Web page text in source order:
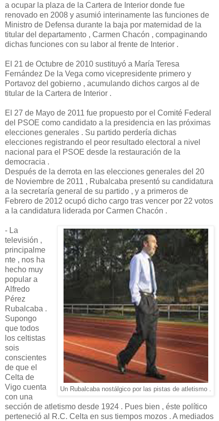
a ocupar la plaza de la Cartera de Interior donde fue
renovado en 2008 y asumió interinamente las funciones de
Ministro de Defensa durante la baja por maternidad de la
titular del departamento , Carmen Chacón , compaginando
dichas funciones con su labor al frente de Interior .
El 21 de Octubre de 2010 sustituyó a María Teresa
Fernández De la Vega como vicepresidente primero y
Portavoz del gobierno , acumulando dichos cargos al de
titular de la Cartera de Interior .
El 27 de Mayo de 2011 fue propuesto por el Comité Federal
del PSOE como candidato a la presidencia en las próximas
elecciones generales . Su partido perdería dichas
elecciones registrando el peor resultado electoral a nivel
nacional para el PSOE desde la restauración de la
democracia .
Después de la derrota en las elecciones generales del 20
de Noviembre de 2011 , Rubalcaba presentó su candidatura
a la secretaría general de su partido , y a primeros de
Febrero de 2012 ocupó dicho cargo tras vencer por 22 votos
a la candidatura liderada por Carmen Chacón .
Un Rubalcaba nostálgico por las pistas de atletismo .
- La
televisión ,
principalme
nte , nos ha
hecho muy
popular a
Alfredo
Pérez
Rubalcaba .
Supongo
que todos
los celtistas
sois
conscientes
de que el
Celta de
Vigo cuenta
con una
sección de atletismo desde 1924 . Pues bien , éste político
perteneció al R.C. Celta en sus tiempos mozos . A mediados